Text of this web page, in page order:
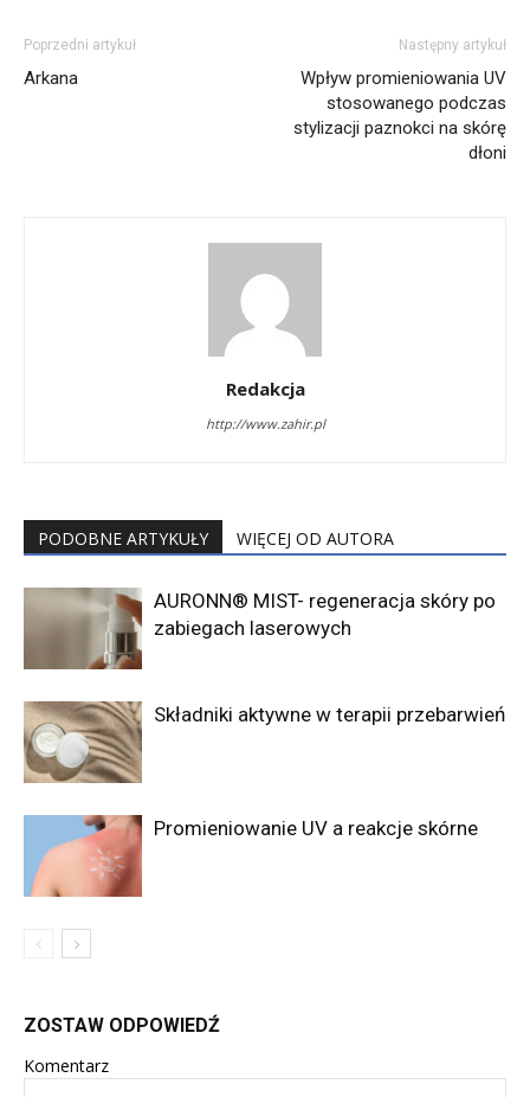
Poprzedni artykuł
Arkana
Następny artykuł
Wpływ promieniowania UV
stosowanego podczas
stylizacji paznokci na skórę
dłoni
Redakcja
http://www.zahir.pl
PODOBNE ARTYKUŁY WIĘCEJ OD AUTORA
AURONN® MIST- regeneracja skóry po
zabiegach laserowych
Składniki aktywne w terapii przebarwień
Promieniowanie UV a reakcje skórne
ZOSTAW ODPOWIEDŹ
Komentarz